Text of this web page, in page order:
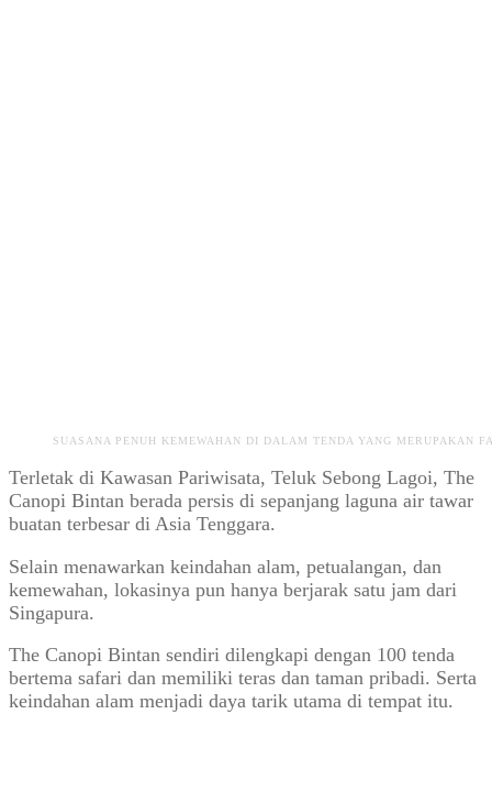
SUASANA PENUH KEMEWAHAN DI DALAM TENDA YANG MERUPAKAN
Terletak di Kawasan Pariwisata, Teluk Sebong Lagoi, The
Canopi Bintan berada persis di sepanjang laguna air tawar
buatan terbesar di Asia Tenggara.
Selain menawarkan keindahan alam, petualangan, dan
kemewahan, lokasinya pun hanya berjarak satu jam dari
Singapura.
The Canopi Bintan sendiri dilengkapi dengan 100 tenda
bertema safari dan memiliki teras dan taman pribadi. Serta
keindahan alam menjadi daya tarik utama di tempat itu.